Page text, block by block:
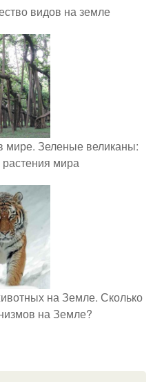
видов на земле
Зеленые великаны:
мира
на Земле. Сколько
на Земле?